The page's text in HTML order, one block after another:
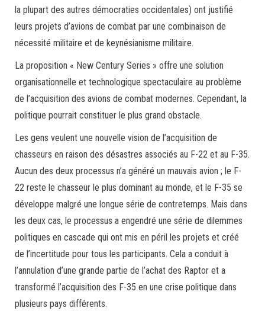
la plupart des autres démocraties occidentales) ont justifié
leurs projets d’avions de combat par une combinaison de
nécessité militaire et de keynésianisme militaire.
La proposition « New Century Series » offre une solution
organisationnelle et technologique spectaculaire au problème
de l’acquisition des avions de combat modernes. Cependant, la
politique pourrait constituer le plus grand obstacle.
Les gens veulent une nouvelle vision de l’acquisition de
chasseurs en raison des désastres associés au F-22 et au F-35.
Aucun des deux processus n’a généré un mauvais avion ; le F-
22 reste le chasseur le plus dominant au monde, et le F-35 se
développe malgré une longue série de contretemps. Mais dans
les deux cas, le processus a engendré une série de dilemmes
politiques en cascade qui ont mis en péril les projets et créé
de l’incertitude pour tous les participants. Cela a conduit à
l’annulation d’une grande partie de l’achat des Raptor et a
transformé l’acquisition des F-35 en une crise politique dans
plusieurs pays différents.